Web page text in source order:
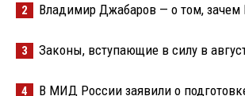
2 Владимир Джабаров — о том, зачем
3 Законы, вступающие в силу в
4
В МИД России заявили о